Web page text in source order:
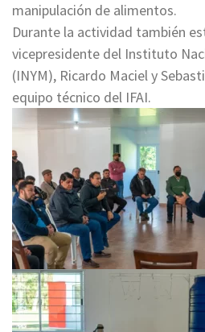
manipulación de alimentos.
Durante la actividad también
vicepresidente del Instituto
(INYM), Ricardo Maciel y
equipo técnico del IFAI.